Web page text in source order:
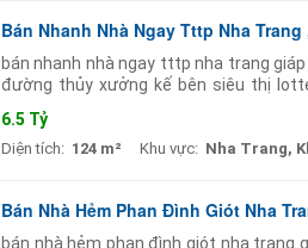
Bán Nhanh Nhà Ngay Tttp Nha
bán nhanh nhà ngay tttp nha trang
đường thủy xưởng kế bên siêu thị
6.5 Tỷ
Diện tích: 124 m² Khu vực: Nha Trang,
Bán Nhà Hẻm Phan Đình Giót Nha
bán nhà hẻm phan đình giót nha trang